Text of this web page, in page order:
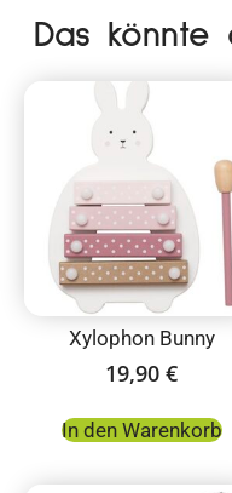
Das
Xylophon Bunny
19,90 €
In den Warenkorb